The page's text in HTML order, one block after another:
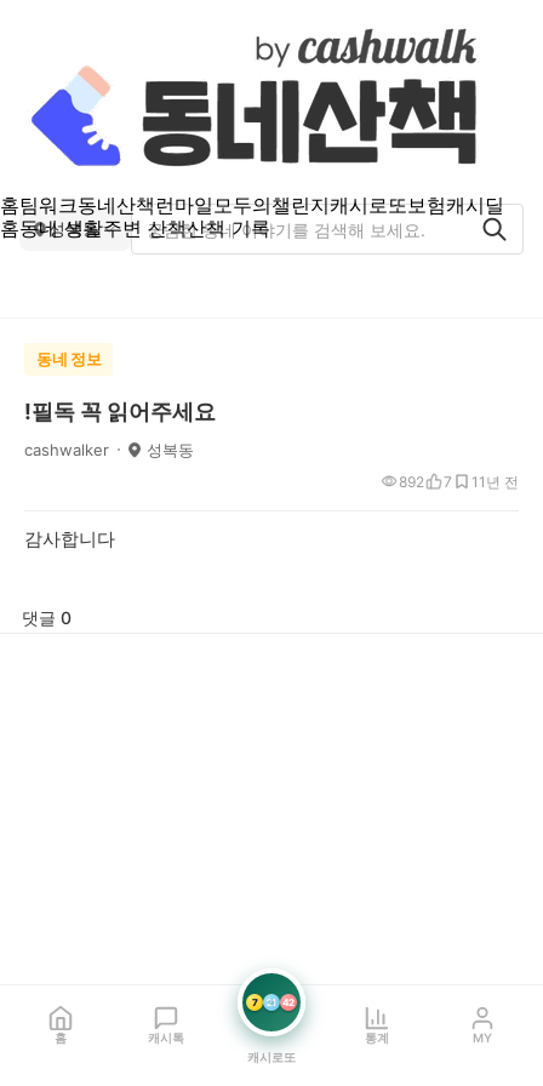
홈팀워크동네산책런마일모두의챌린지캐시로또보험캐시딜
홈동네 생활주변 산책산책 기록
성복동
동네 정보
!필독 꼭 읽어주세요
cashwalker 성복동
1년 전
892 7 1
감사합니다
댓글 0
홈 캐시톡
7 21 42
캐시로또
통계 MY